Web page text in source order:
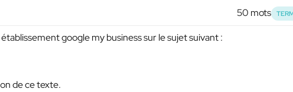
50 mots
google my business sur le sujet suivant :
de ce texte.